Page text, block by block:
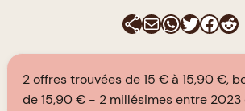
E-mailWhatsApp
Twitter
2 offres trouvées de 15 € à 15,90 €,
de 15,90 €
2 millésimes entre